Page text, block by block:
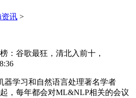
资讯 >
：谷歌最狂，清北入前十，
学习和自然语言处理著名学者
，每年都会对ML&NLP相关的会议